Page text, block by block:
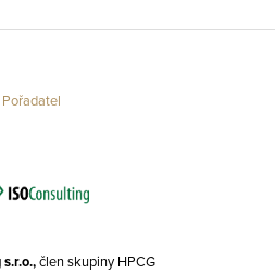
Pořadatel
člen skupiny HPCG